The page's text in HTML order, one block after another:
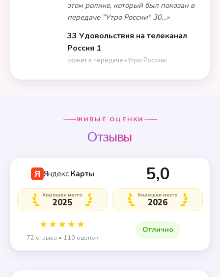
этом ролике, который был показан в
передаче "Утро России" 30…»
33 Удовольствия на телеканал
Россия 1
сюжет в передаче «Утро России»
ЖИВЫЕ ОЦЕНКИ
Отзывы
Я Яндекс Карты 5,0
★★★★★
72 отзыва • 110 оценок
Хорошее место
2025
Хорошее место
2026
Отлично